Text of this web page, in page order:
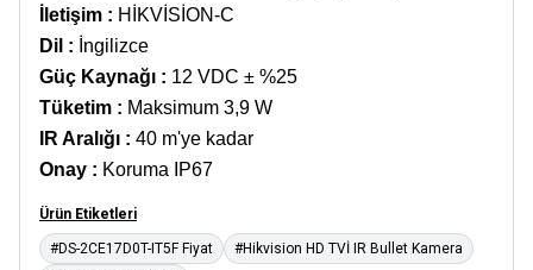
İletişim : HİKVİSİON-C
Dil : İngilizce
Güç Kaynağı : 12 VDC ± %25
Tüketim : Maksimum 3,9 W
IR Aralığı : 40 m'ye kadar
Onay : Koruma IP67
Ürün Etiketleri
#DS-2CE17D0T-IT5F Fiyat
#Hikvision HD TVİ IR Bullet Kamera